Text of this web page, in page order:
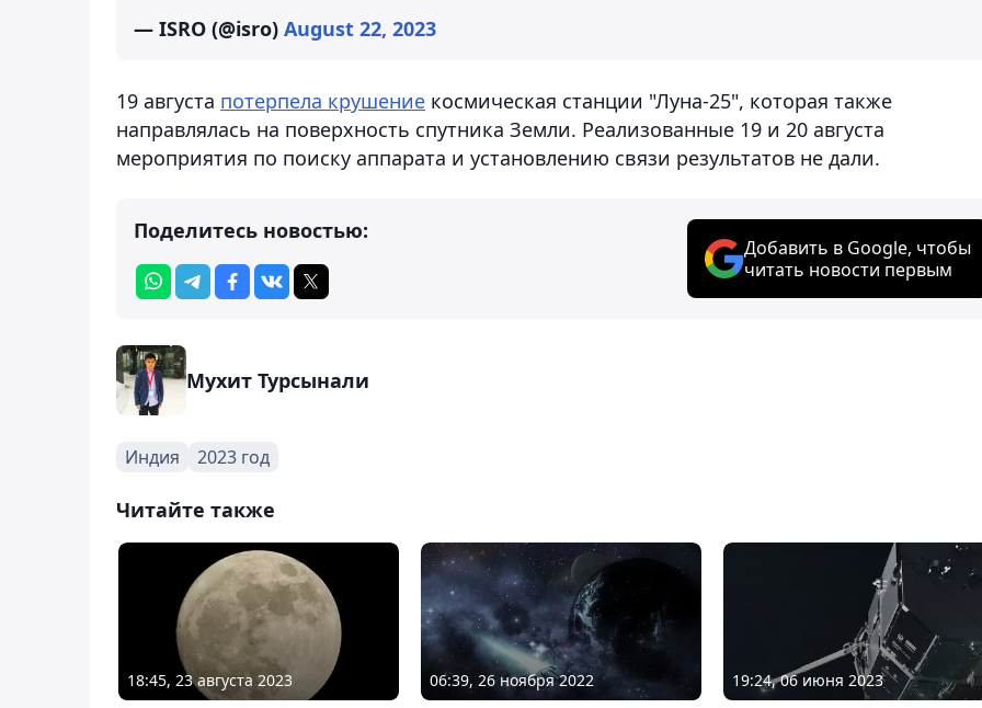
— ISRO (@isro) August 22, 2023
19 августа потерпела крушение космическая станции "Луна-25", которая также
направлялась на поверхность спутника Земли. Реализованные 19 и 20 августа
мероприятия по поиску аппарата и установлению связи результатов не дали.
Поделитесь новостью:
Добавить в Google, чтобы
читать новости первым
Мухит Турсынали
Индия 2023 год
Читайте также
18:45, 23 августа 2023 06:39, 26 ноября 2022 19:24, 06 июня 2023